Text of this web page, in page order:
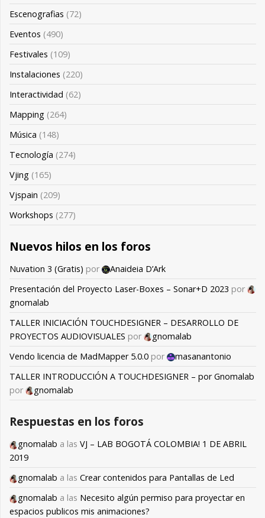
Escenografias (72)
Eventos (490)
Festivales (109)
Instalaciones (220)
Interactividad (62)
Mapping (264)
Música (148)
Tecnología (274)
Vjing (165)
Vjspain (209)
Workshops (277)
Nuevos hilos en los foros
Nuvation 3 (Gratis) por
Anaideia D’Ark
Presentación del Proyecto Laser-Boxes – Sonar+D 2023 por
gnomalab
TALLER INICIACIÓN TOUCHDESIGNER – DESARROLLO DE
PROYECTOS AUDIOVISUALES por
gnomalab
Vendo licencia de MadMapper 5.0.0 por
masanantonio
TALLER INTRODUCCIÓN A TOUCHDESIGNER – por Gnomalab
por
gnomalab
Respuestas en los foros
gnomalab a las VJ – LAB BOGOTÁ COLOMBIA! 1 DE ABRIL
2019
gnomalab a las Crear contenidos para Pantallas de Led
gnomalab a las Necesito algún permiso para proyectar en
espacios publicos mis animaciones?